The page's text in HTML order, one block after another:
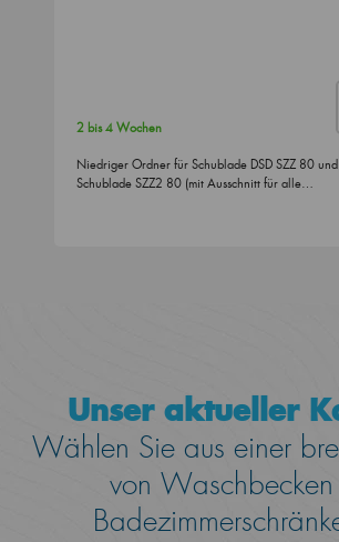
2 bis 4 Wochen
Niedriger Ordner für Schublade DSD SZZ 80
Schublade SZZ2 80 (mit Ausschnitt für alle…
Unser aktueller
Wählen Sie aus einer
von